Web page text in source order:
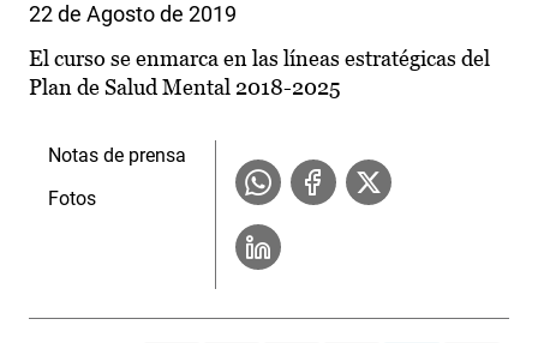
22 de Agosto de 2019
El curso se enmarca en las líneas estratégicas del
Plan de Salud Mental 2018-2025
Notas de prensa
Fotos